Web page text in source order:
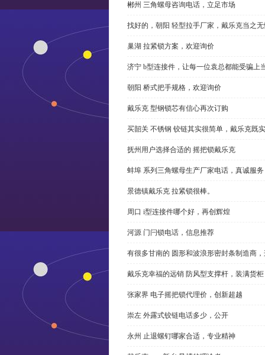
郴州 三角螺母咨询电话，立足市场
找好的，朝阳 轻型拉手厂家，戴乐克当之
巢湖 拉紧锁方案，欢迎询价
济宁 b型连接件，让每一位袁总都能受骗上
朝阳 桥式把手规格，欢迎询价
戴乐克 型钢锁芯有信心再次订购
买韶关 不锈钢 铰链其实很简单，戴乐克既
抚州用户选择合适的 摇把锁戴乐克
蚌埠 系列三角螺母生产厂家电话，真诚服务
景德镇戴乐克 拉紧锁很棒。
周口 i型连接件哪个好，再创辉煌
河源 门闩锁电话，信息推荐
有很多甘南的 圆形和波浪形密封条制造商
戴乐克幸福的远销 防风型支撑杆，装满货柜
张家界 电子摇把锁代理价，创新超越
崇左 外露式铰链电话多少，公开
永州 止退螺钉哪家合适，专业精神